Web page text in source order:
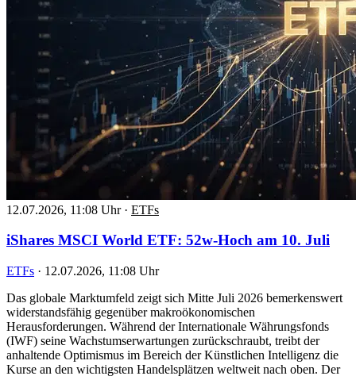
12.07.2026, 11:08 Uhr · ETFs
iShares MSCI World ETF: 52w-Hoch am 10. Juli
ETFs · 12.07.2026, 11:08 Uhr
Das globale Marktumfeld zeigt sich Mitte Juli 2026 bemerkenswert
widerstandsfähig gegenüber makroökonomischen
Herausforderungen. Während der Internationale Währungsfonds
(IWF) seine Wachstumserwartungen zurückschraubt, treibt der
anhaltende Optimismus im Bereich der Künstlichen Intelligenz die
Kurse an den wichtigsten Handelsplätzen weltweit nach oben. Der